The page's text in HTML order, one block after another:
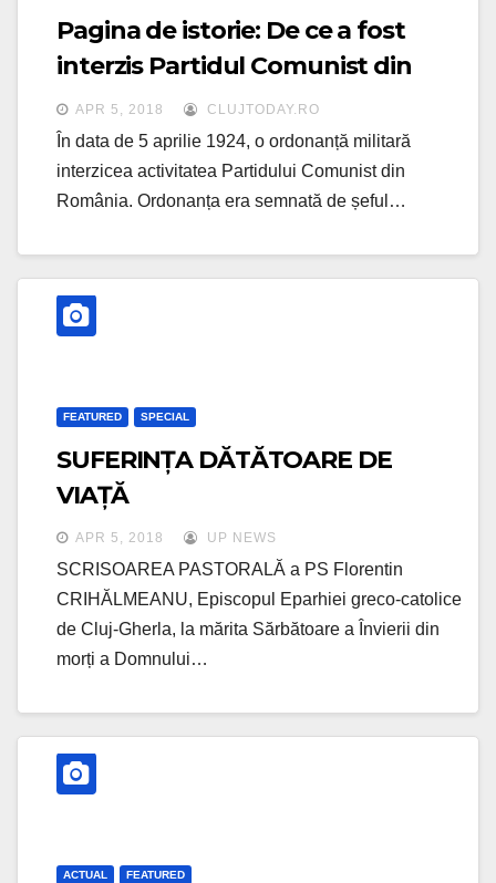
Pagina de istorie: De ce a fost
interzis Partidul Comunist din
România
APR 5, 2018 CLUJTODAY.RO
În data de 5 aprilie 1924, o ordonanță militară
interzicea activitatea Partidului Comunist din
România. Ordonanța era semnată de șeful…
FEATURED SPECIAL
SUFERINȚA DĂTĂTOARE DE
VIAȚĂ
APR 5, 2018 UP NEWS
SCRISOAREA PASTORALĂ a PS Florentin
CRIHĂLMEANU, Episcopul Eparhiei greco-catolice
de Cluj-Gherla, la mărita Sărbătoare a Învierii din
morți a Domnului…
ACTUAL FEATURED